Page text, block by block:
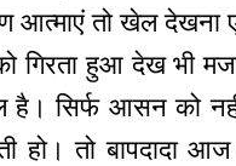
आत्माएं तो खेल देखना
गिरता हुआ देख भी
सिर्फ आसन को
हो। तो बापदादा